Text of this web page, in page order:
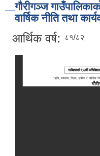
गौरीगञ्ज
वार्षिक नीति तथा
आर्थिक वर्ष: ८१/८२